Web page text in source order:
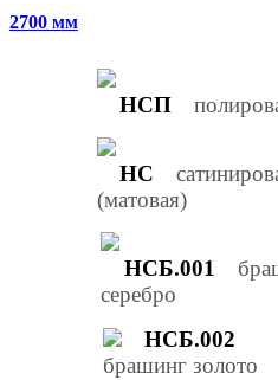
2700 мм
НСП
НС
(матовая)
НСБ.001
серебро
НСБ.002
брашинг золото